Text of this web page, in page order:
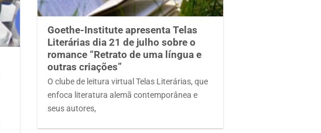
Goethe-Institute apresenta Telas
Literárias dia 21 de julho sobre o
romance “Retrato de uma língua e
outras criações”
O clube de leitura virtual Telas Literárias, que
enfoca literatura alemã contemporânea e
seus autores,